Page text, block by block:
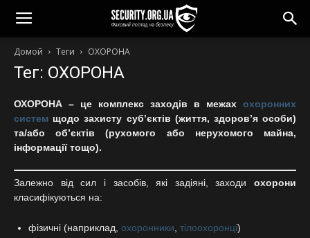
Домой Теги ОХОРОНА
Тег: ОХОРОНА
ОХОРОНА – це комплекс заходів в межах охоронних
систем щодо захисту суб’єктів (життя, здоров’я особи)
та/або об’єктів (рухомого або нерухомого майна,
інформації тощо).
Залежно від сил і засобів, які задіяні, заходи охорони
класифікуються на:
фізичні (наприклад, охоронники тілоохоронці)